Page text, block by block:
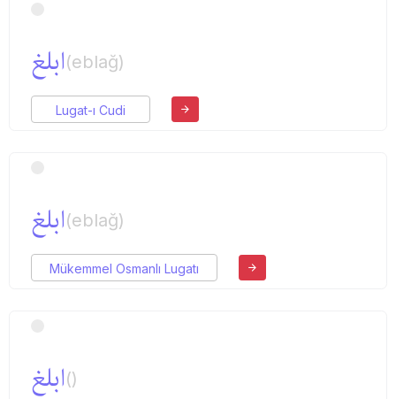
ابلغ(eblağ)
Lugat-ı Cudi
ابلغ(eblağ)
Mükemmel Osmanlı Lugatı
ابلغ()